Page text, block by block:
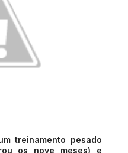
treinamento pesado
os nove meses) e